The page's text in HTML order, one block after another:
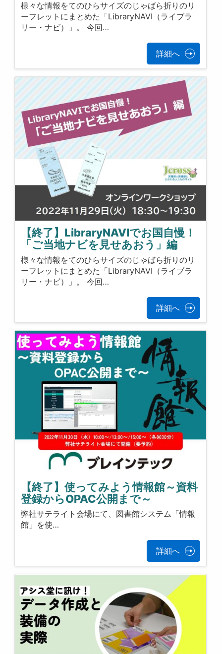
様々な情報をてのひらサイズのじゃばら折りのリ
ーフレットにまとめた「LibraryNAVI（ライブラ
リー・ナビ）」。 今回…
詳細へ
【終了】LibraryNAVIでお国自慢！
「ご当地ナビを見せあおう」編
様々な情報をてのひらサイズのじゃばら折りのリ
ーフレットにまとめた「LibraryNAVI（ライブラ
リー・ナビ）」。 今回…
詳細へ
【終了】使ってみよう情報館～資料
登録からOPAC公開まで～
弊社サテライト会場にて、図書館システム「情報
館」を使…
詳細へ